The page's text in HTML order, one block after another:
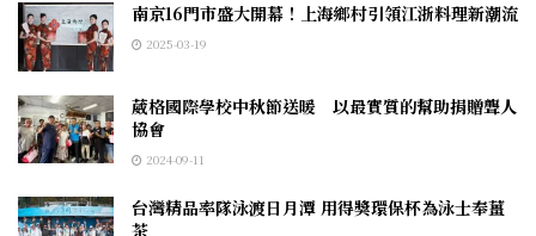
南京16門市盛大開幕！上海鄉村引領江浙料理新潮流
2025-03-19
葳格國際學校中秋節送暖 以最實質的幫助捐贈聾人
協會
2024-09-11
台灣精品率隊泳渡日月潭 用得獎環保杯為泳士奉薑
茶